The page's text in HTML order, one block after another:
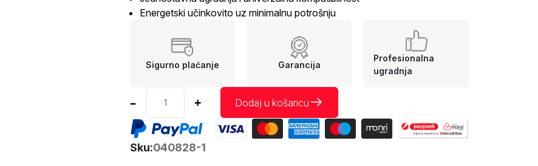
Energetski učinkovito uz minimalnu potrošnju
Sigurno plaćanje Garancija
Profesionalna
ugradnja
– Stop
svjetlo
desno
RCL-
03-
+ Dodaj u košaricu
Sku:040828-1